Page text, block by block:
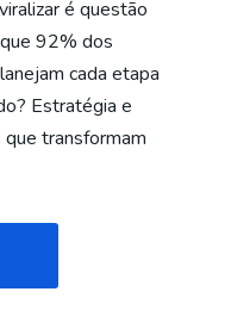
é questão
92% dos
cada etapa
Estratégia e
transformam